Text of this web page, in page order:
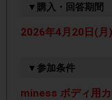
▼購入・回答期間
2026年4月20日(
▼参加条件
miness ボディ用